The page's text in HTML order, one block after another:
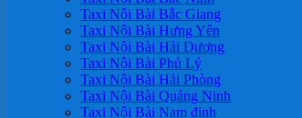
Taxi Nội Bài Bắc Giang
Taxi Nội Bài Hưng Yên
Taxi Nội Bài Hải Dương
Taxi Nội Bài Phủ Lý
Taxi Nội Bài Hải Phòng
Taxi Nội Bài Quảng Ninh
Taxi Nội Bài Nam định